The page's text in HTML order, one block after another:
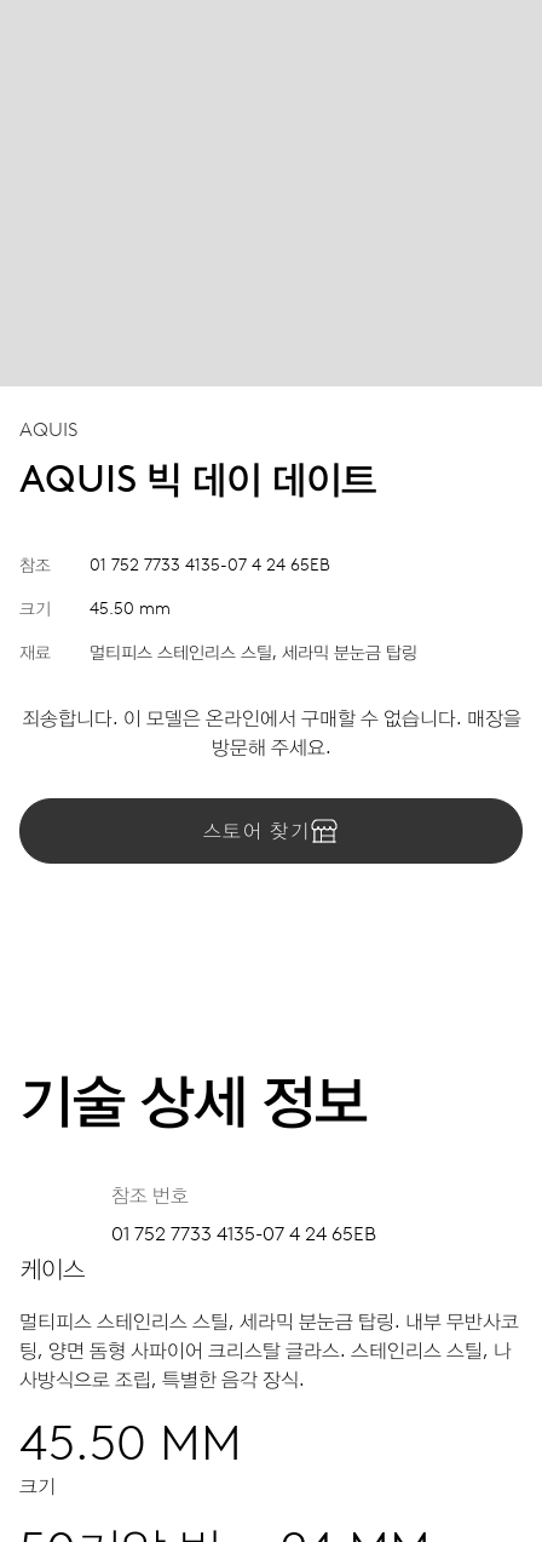
AQUIS
AQUIS 빅 데이 데이트
참조 01 752 7733 4135-07 4 24 65EB
크기 45.50 mm
재료 멀티피스 스테인리스 스틸, 세라믹 분눈금 탑링
죄송합니다. 이 모델은 온라인에서 구매할 수 없습니다. 매장을
방문해 주세요.
스토어 찾기
기술 상세 정보
참조 번호
01 752 7733 4135-07 4 24 65EB
케이스
멀티피스 스테인리스 스틸, 세라믹 분눈금 탑링. 내부 무반사코
팅, 양면 돔형 사파이어 크리스탈 글라스. 스테인리스 스틸, 나
사방식으로 조립, 특별한 음각 장식.
45.50 MM
크기